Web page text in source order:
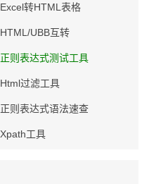
Excel转HTML表格
HTML/UBB互转
正则表达式测试工具
Html过滤工具
正则表达式语法速查
Xpath工具